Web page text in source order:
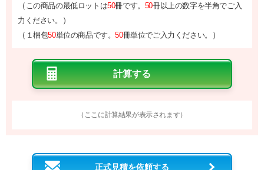
（ この商品の最低ロットは50冊です。 50冊以上の数字を半角でご入
力ください。
）
（ １梱包50単位の商品です。50冊単位でご入力ください。 ）
（ここに計算結果が表示されます）
正式見積を依頼する